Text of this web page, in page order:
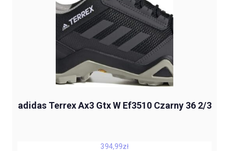
adidas Terrex Ax3 Gtx W Ef3510 Czarny 36 2/3
394,99zł